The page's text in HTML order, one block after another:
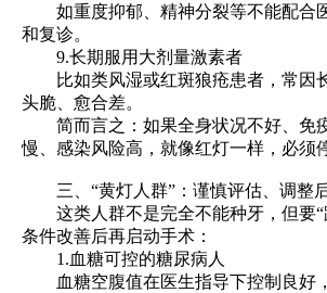
如重度抑郁、精神分裂等不能配合
和复诊。
9.长期服用大剂量激素者
比如类风湿或红斑狼疮患者，常因
头脆、愈合差。
简而言之：如果全身状况不好、免
慢、感染风险高，就像红灯一样，必须
三、“黄灯人群”：谨慎评估、调整
这类人群不是完全不能种牙，但要“
条件改善后再启动手术：
1.血糖可控的糖尿病人
血糖空腹值在医生指导下控制良好